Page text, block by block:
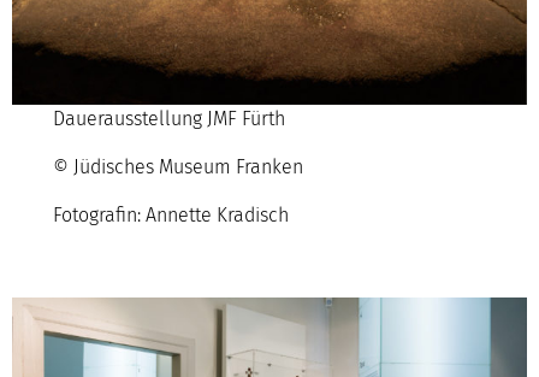
Dauerausstellung JMF Fürth
© Jüdisches Museum Franken
Fotografin: Annette Kradisch